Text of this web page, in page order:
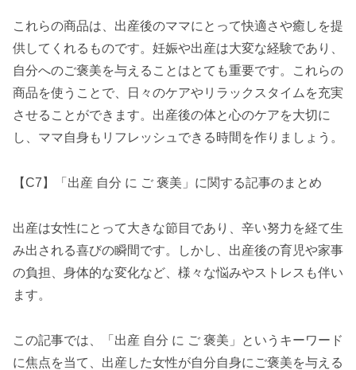
これらの商品は、出産後のママにとって快適さや癒しを提
供してくれるものです。妊娠や出産は大変な経験であり、
自分へのご褒美を与えることはとても重要です。これらの
商品を使うことで、日々のケアやリラックスタイムを充実
させることができます。出産後の体と心のケアを大切に
し、ママ自身もリフレッシュできる時間を作りましょう。
【C7】「出産 自分 に ご 褒美」に関する記事のまとめ
出産は女性にとって大きな節目であり、辛い努力を経て生
み出される喜びの瞬間です。しかし、出産後の育児や家事
の負担、身体的な変化など、様々な悩みやストレスも伴い
ます。
この記事では、「出産 自分 に ご 褒美」というキーワード
に焦点を当て、出産した女性が自分自身にご褒美を与える